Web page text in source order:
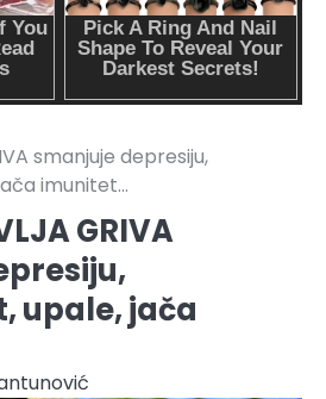
smanjuje depresiju,
imunitet…
GRIVA
upale, jača